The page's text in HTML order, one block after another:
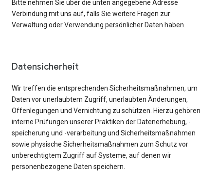
Bitte nehmen Sie über die unten angegebene Adresse
Verbindung mit uns auf, falls Sie weitere Fragen zur
Verwaltung oder Verwendung persönlicher Daten haben.
Datensicherheit
Wir treffen die entsprechenden Sicherheitsmaßnahmen, um
Daten vor unerlaubtem Zugriff, unerlaubten Änderungen,
Offenlegungen und Vernichtung zu schützen. Hierzu gehören
interne Prüfungen unserer Praktiken der Datenerhebung, -
speicherung und -verarbeitung und Sicherheitsmaßnahmen
sowie physische Sicherheitsmaßnahmen zum Schutz vor
unberechtigtem Zugriff auf Systeme, auf denen wir
personenbezogene Daten speichern.